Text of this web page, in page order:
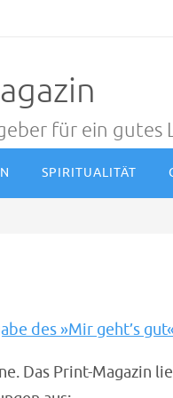
für ein gutes
SPIRITUALITÄT
des »Mir geht’s
Das Print-Magazin